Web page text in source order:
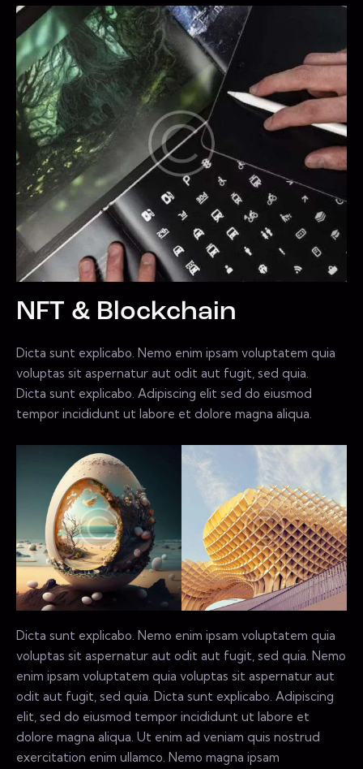
NFT & Blockchain
Dicta sunt explicabo. Nemo enim ipsam voluptatem quia
voluptas sit aspernatur aut odit aut fugit, sed quia.
Dicta sunt explicabo. Adipiscing elit sed do eiusmod
tempor incididunt ut labore et dolore magna aliqua.
Dicta sunt explicabo. Nemo enim ipsam voluptatem quia
voluptas sit aspernatur aut odit aut fugit, sed quia. Nemo
enim ipsam voluptatem quia voluptas sit aspernatur aut
odit aut fugit, sed quia. Dicta sunt explicabo. Adipiscing
elit, sed do eiusmod tempor incididunt ut labore et
dolore magna aliqua. Ut enim ad veniam quis nostrud
exercitation enim ullamco. Nemo magna ipsam